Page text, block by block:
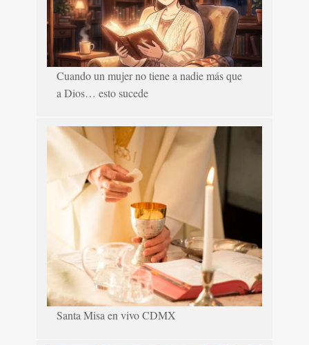
Cuando un mujer no tiene a nadie más que
a Dios… esto sucede
Santa Misa en vivo CDMX